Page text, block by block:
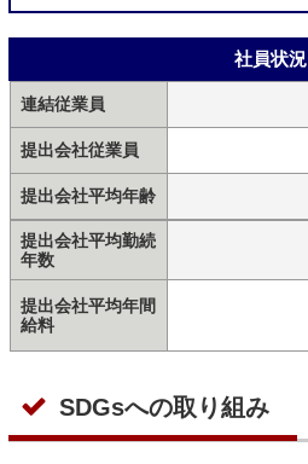
社員状況
連結従業員
提出会社従業員
提出会社平均年齢
提出会社平均勤続
年数
提出会社平均年間
給料
SDGsへの取り組み